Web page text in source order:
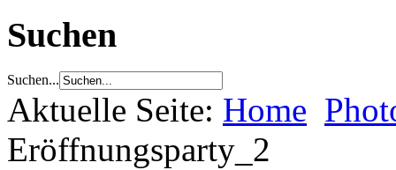
Suchen
Suchen...
Aktuelle Seite: Home
Eröffnungsparty_2